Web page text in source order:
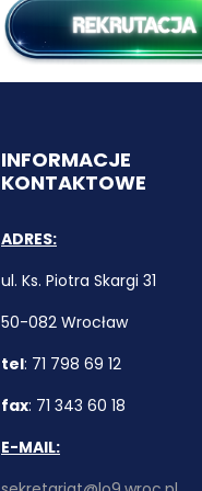
INFORMACJE
KONTAKTOWE
ADRES:
ul. Ks. Piotra Skargi 31
50-082 Wrocław
tel: 71 798 69 12
fax: 71 343 60 18
E-MAIL: